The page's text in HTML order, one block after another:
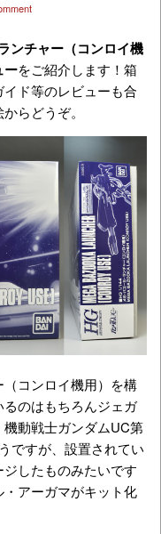
ンチャー（コンロイ機
ーをご紹介します！箱
ド等のレビューも合
らどうぞ。
コンロイ機用）を構
のはもちろんジェガ
動戦士ガンダムUC第
ですが、設置されてい
したものみたいです
アーガマがキット化